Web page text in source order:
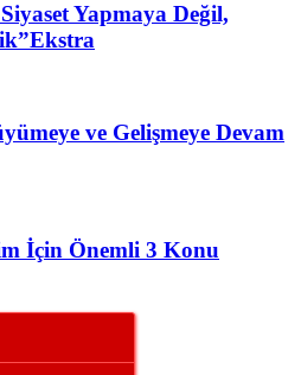
Yapmaya Değil,
Ekstra
ve Gelişmeye Devam
İçin Önemli 3 Konu